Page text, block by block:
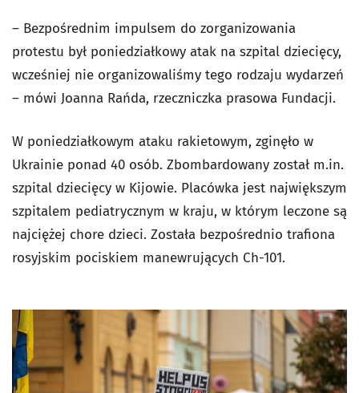
– Bezpośrednim impulsem do zorganizowania
protestu był poniedziałkowy atak na szpital dziecięcy,
wcześniej nie organizowaliśmy tego rodzaju wydarzeń
– mówi Joanna Rańda, rzeczniczka prasowa Fundacji.
W poniedziałkowym ataku rakietowym, zginęło w
Ukrainie ponad 40 osób. Zbombardowany został m.in.
szpital dziecięcy w Kijowie. Placówka jest największym
szpitalem pediatrycznym w kraju, w którym leczone są
najciężej chore dzieci. Została bezpośrednio trafiona
rosyjskim pociskiem manewrujących Ch-101.